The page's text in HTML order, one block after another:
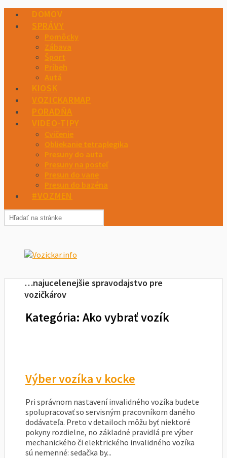
DOMOV
SPRÁVY
Pomôcky
Zábava
Šport
Príbeh
Autá
KIOSK
VOZICKARMAP
PORADŇA
VIDEO-TIPY
Cvičenie
Obliekanie tetraplegika
Presuny do auta
Presuny na posteľ
Presun do vane
Presun do bazéna
#VOZMEN
…najucelenejšie spravodajstvo pre
vozičkárov
Kategória: Ako vybrať vozík
Výber vozíka v kocke
Pri správnom nastavení invalidného vozíka budete
spolupracovať so servisným pracovníkom daného
dodávateľa. Preto v detailoch môžu byť niektoré
pokyny rozdielne, no základné pravidlá pre výber
mechanického či elektrického invalidného vozíka
sú nemenné: sedačka by...